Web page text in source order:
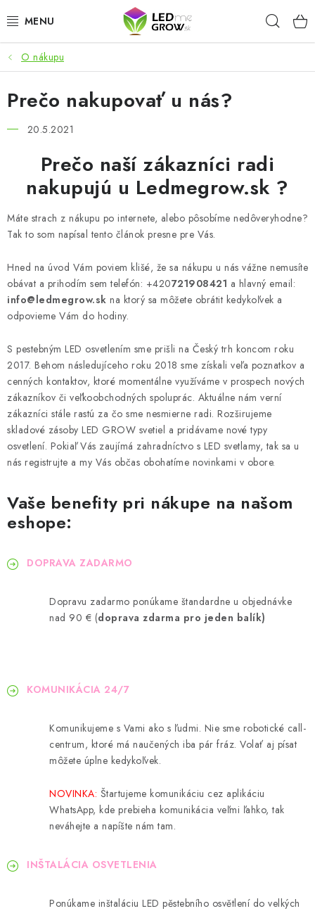
na
AKCIE
LED OSVETLENIE PRE RASTLINY
PESTOVATEĽSKÉ POTREBY
PRE AKVÁRIA
SMART GARDEN
Hodnotenie obchodu O nákupu
Blog
Obchodné podmienky
Predávané značky
Kontakt
O nákupu
Prečo nakupovať u nás?
20.5.2021
Prečo naší zákazníci radi
nakupujú u Ledmegrow.sk ?
Máte strach z nákupu po internete, alebo pôsobíme nedôveryhodne?
Tak to som napísal tento článok presne pre Vás.
Hned na úvod Vám poviem klišé, že sa nákupu u nás vážne nemusíte
obávat a prihodím sem telefón: +420721908421 a hlavný email:
info@ledmegrow.sk na ktorý sa môžete obrátit kedykoľvek a
odpovieme Vám do hodiny.
S pestebným LED osvetlením sme prišli na Český trh koncom roku
2017. Behom následujíceho roku 2018 sme získali veľa poznatkov a
cenných kontaktov, ktoré momentálne využíváme v prospech nových
zákazníkov či veľkoobchodných spoluprác. Aktuálne nám verní
zákazníci stále rastú za čo sme nesmierne radi. Rozširujeme
skladové zásoby LED GROW svetiel a pridávame nové typy
osvetlení. Pokiaľ Vás zaujímá zahradníctvo s LED svetlamy, tak sa u
nás registrujte a my Vás občas obohatíme novinkami v obore.
Vaše benefity pri nákupe na našom
eshope:
DOPRAVA ZADARMO
Dopravu zadarmo ponúkame štandardne u objednávke
nad 90 € (doprava zdarma pro jeden balík)
KOMUNIKÁCIA 24/7
Komunikujeme s Vami ako s ľudmi. Nie sme robotické call-
centrum, ktoré má naučených iba pár fráz. Volať aj písat
môžete úplne kedykoľvek.
NOVINKA: Štartujeme komunikáciu cez aplikáciu
WhatsApp, kde prebieha komunikácia veľmi ľahko, tak
neváhejte a napíšte nám tam.
INŠTALÁCIA OSVETLENIA
Ponúkame inštaláciu LED pěstebního osvětlení do velkých